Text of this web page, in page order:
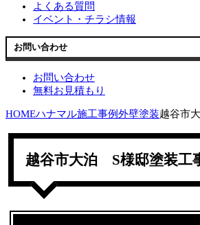
よくある質問
イベント・チラシ情報
お問い合わせ
お問い合わせ
無料お見積もり
HOMEハナマル施工事例外壁塗装越谷市
越谷市大泊 S様邸塗装工